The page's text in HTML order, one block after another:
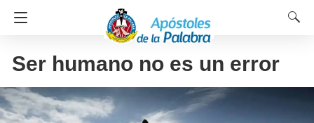
Ser humano no es un error